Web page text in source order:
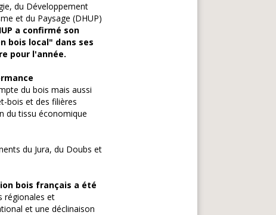
du Développement
et du Paysage (DHUP)
a confirmé son
bois local" dans ses
pour l'année.
du bois mais aussi
bois et des filières
du tissu économique
du Jura, du Doubs et
bois français a été
régionales et
et une déclinaison